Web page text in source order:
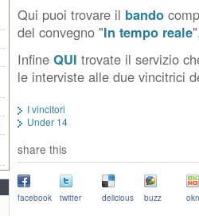
Qui puoi trovare il bando
del convegno "In tempo reale
Infine QUI trovate il servizio
le interviste alle due vincitrici
I vincitori
Under 14
share this
facebook twitter delicious buzz